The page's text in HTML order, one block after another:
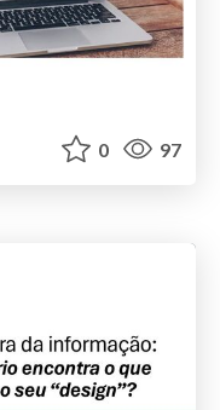
0 97